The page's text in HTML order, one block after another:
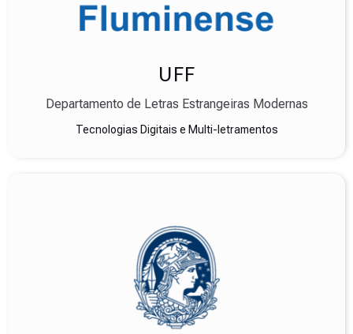
UFF
Departamento de Letras Estrangeiras Modernas
Tecnologias Digitais e Multi-letramentos